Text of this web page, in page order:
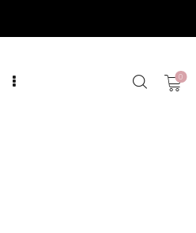
0